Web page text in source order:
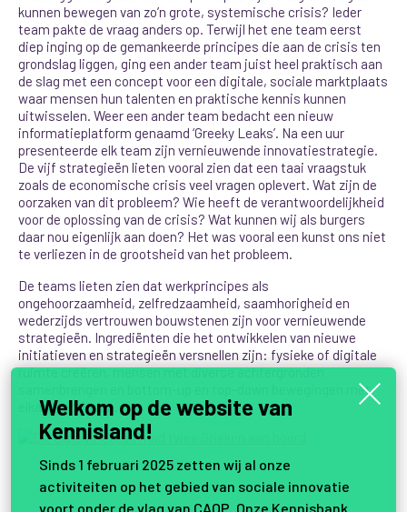
kunnen bewegen van zo’n grote, systemische crisis? Ieder
team pakte de vraag anders op. Terwijl het ene team eerst
diep inging op de gemankeerde principes die aan de crisis ten
grondslag liggen, ging een ander team juist heel praktisch aan
de slag met een concept voor een digitale, sociale marktplaats
waar mensen hun talenten en praktische kennis kunnen
uitwisselen. Weer een ander team bedacht een nieuw
informatieplatform genaamd ‘Greeky Leaks’. Na een uur
presenteerde elk team zijn vernieuwende innovatiestrategie.
De vijf strategieën lieten vooral zien dat een taai vraagstuk
zoals de economische crisis veel vragen oplevert. Wat zijn de
oorzaken van dit probleem? Wie heeft de verantwoordelijkheid
voor de oplossing van de crisis? Wat kunnen wij als burgers
daar nou eigenlijk aan doen? Het was vooral een kunst ons niet
te verliezen in de grootsheid van het probleem.
De teams lieten zien dat werkprincipes als
ongehoorzaamheid, zelfredzaamheid, saamhorigheid en
wederzijds vertrouwen bouwstenen zijn voor vernieuwende
strategieën. Ingrediënten die het ontwikkelen van nieuwe
initiatieven en strategieën versnellen zijn: fysieke of digitale
ruimte creëren, mensen met diverse achtergronden
samenbrengen en bottom-up en top-down bewegingen met
elkaar verbinden.
Welkom op de website van
Kennisland!
Sinds 1 februari 2025 zetten wij al onze
activiteiten op het gebied van sociale innovatie
voort onder de vlag van CAOP . Onze Kennisbank